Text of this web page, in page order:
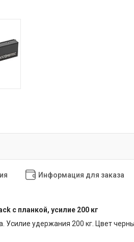
Информация для заказа
с планкой, усилие 200 кг
удержания 200 кг. Цвет